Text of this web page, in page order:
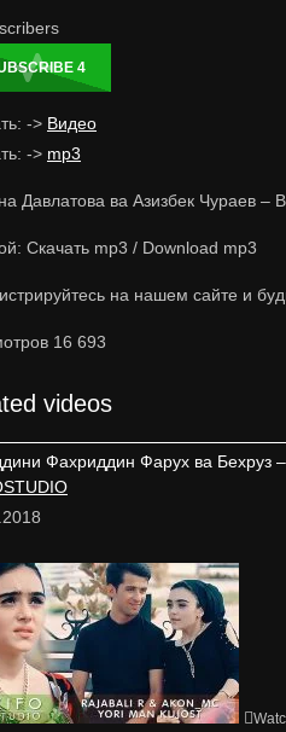
4
-> Видео
-> mp3
Давлатова ва Азизбек Чураев –
Cкачать mp3 / Download mp3
на нашем сайте и
16 693
videos
Фахриддин Фарух ва Бехруз